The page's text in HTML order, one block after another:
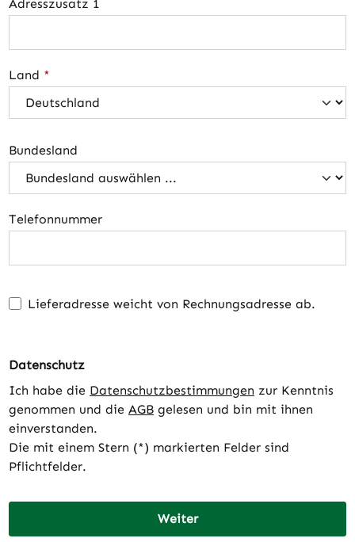
Adresszusatz 1
Land *
Bundesland
Telefonnummer
Lieferadresse weicht von Rechnungsadresse ab.
Datenschutz
Ich habe die Datenschutzbestimmungen zur Kenntnis
genommen und die AGB gelesen und bin mit ihnen
einverstanden.
Die mit einem Stern (*) markierten Felder sind
Pflichtfelder.
Weiter